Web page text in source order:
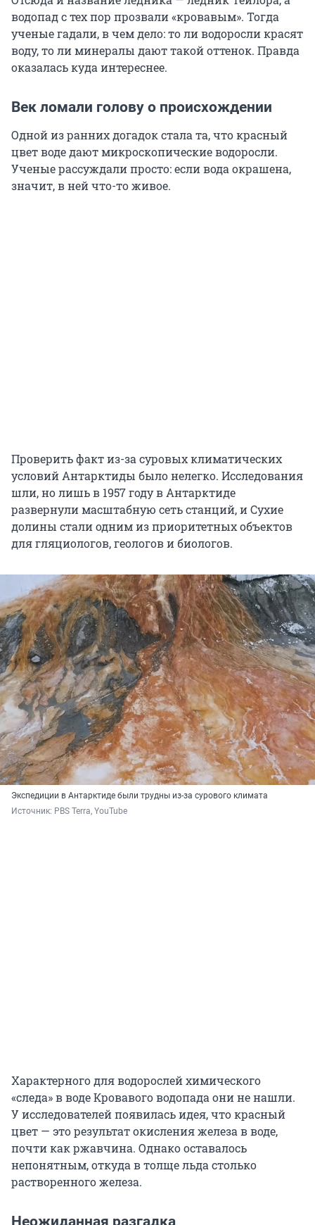
водопад с тех пор прозвали «кровавым». Тогда
ученые гадали, в чем дело: то ли водоросли красят
воду, то ли минералы дают такой оттенок. Правда
оказалась куда интереснее.
Век ломали голову о происхождении
Одной из ранних догадок стала та, что красный
цвет воде дают микроскопические водоросли.
Ученые рассуждали просто: если вода окрашена,
значит, в ней что-то живое.
Проверить факт из-за суровых климатических
условий Антарктиды было нелегко. Исследования
шли, но лишь в 1957 году в Антарктиде
развернули масштабную сеть станций, и Сухие
долины стали одним из приоритетных объектов
для гляциологов, геологов и биологов.
Экспедиции в Антарктиде были трудны из-за сурового климата
Источник: PBS Terra, YouTube
Характерного для водорослей химического
«следа» в воде Кровавого водопада они не нашли.
У исследователей появилась идея, что красный
цвет — это результат окисления железа в воде,
почти как ржавчина. Однако оставалось
непонятным, откуда в толще льда столько
растворенного железа.